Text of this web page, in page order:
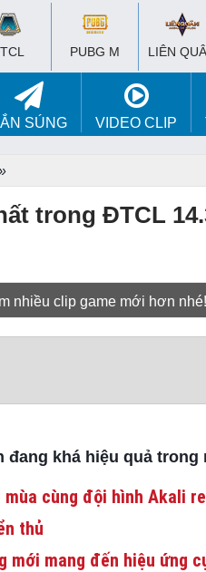
PUBG M LIÊN
SÚNG VIDEO CLIP
trong ĐTCL
nhiều clip game mới hơn nhé!
khá hiệu quả trong
cùng đội hình Akali
thủ
mới mang đến hiệu ứng